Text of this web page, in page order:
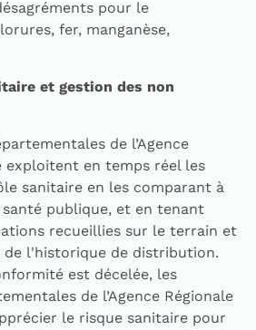
pour le
fer, manganèse,
et gestion des non
de l’Agence
exploitent en temps réel les
sanitaire en les comparant à
publique, et en tenant
recueillies sur le terrain et
de l'historique de distribution.
est décelée, les
de l’Agence Régionale
le risque sanitaire pour